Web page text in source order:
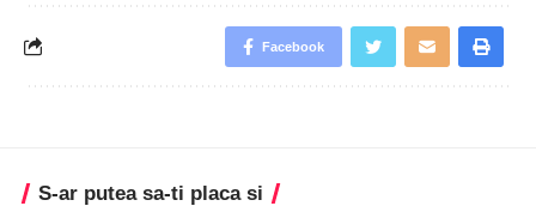
Facebook
S-ar putea sa-ti placa si